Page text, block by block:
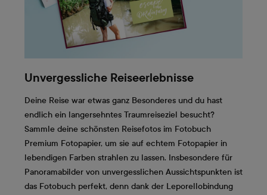
Unvergessliche Reiseerlebnisse
Deine Reise war etwas ganz Besonderes und du hast
endlich ein langersehntes Traumreiseziel besucht?
Sammle deine schönsten Reisefotos im Fotobuch
Premium Fotopapier, um sie auf echtem Fotopapier in
lebendigen Farben strahlen zu lassen. Insbesondere für
Panoramabilder von unvergesslichen Aussichtspunkten ist
das Fotobuch perfekt, denn dank der Leporellobindung